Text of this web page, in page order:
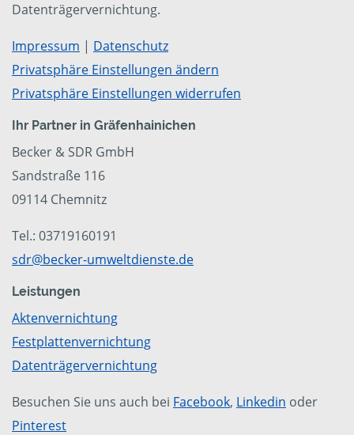
Datenträgervernichtung.
Impressum | Datenschutz
Privatsphäre Einstellungen ändern
Privatsphäre Einstellungen widerrufen
Ihr Partner in Gräfenhainichen
Becker & SDR GmbH
Sandstraße 116
09114 Chemnitz
Tel.: 03719160191
sdr@becker-umweltdienste.de
Leistungen
Aktenvernichtung
Festplattenvernichtung
Datenträgervernichtung
Besuchen Sie uns auch bei Facebook, Linkedin oder
Pinterest